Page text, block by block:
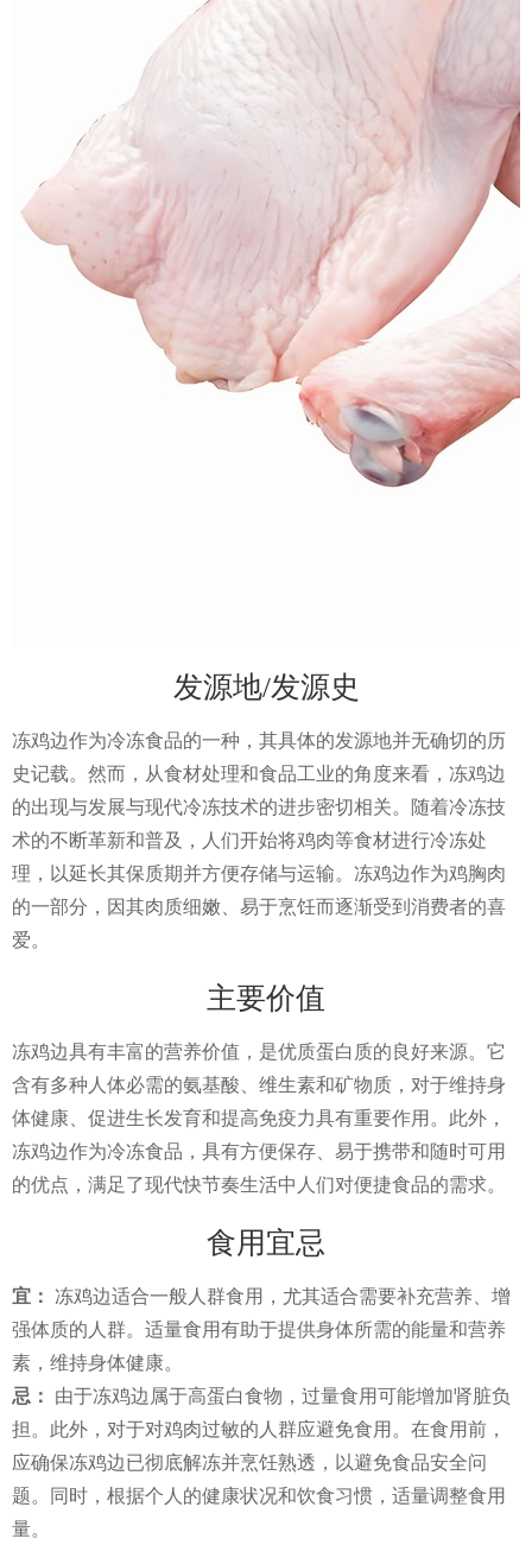
发源地/发源史
冻鸡边作为冷冻食品的一种，其具体的发源地并无确切的历
史记载。然而，从食材处理和食品工业的角度来看，冻鸡边
的出现与发展与现代冷冻技术的进步密切相关。随着冷冻技
术的不断革新和普及，人们开始将鸡肉等食材进行冷冻处
理，以延长其保质期并方便存储与运输。冻鸡边作为鸡胸肉
的一部分，因其肉质细嫩、易于烹饪而逐渐受到消费者的喜
爱。
主要价值
冻鸡边具有丰富的营养价值，是优质蛋白质的良好来源。它
含有多种人体必需的氨基酸、维生素和矿物质，对于维持身
体健康、促进生长发育和提高免疫力具有重要作用。此外，
冻鸡边作为冷冻食品，具有方便保存、易于携带和随时可用
的优点，满足了现代快节奏生活中人们对便捷食品的需求。
食用宜忌
宜：
冻鸡边适合一般人群食用，尤其适合需要补充营养、增
强体质的人群。适量食用有助于提供身体所需的能量和营养
素，维持身体健康。
忌：
由于冻鸡边属于高蛋白食物，过量食用可能增加肾脏负
担。此外，对于对鸡肉过敏的人群应避免食用。在食用前，
应确保冻鸡边已彻底解冻并烹饪熟透，以避免食品安全问
题。同时，根据个人的健康状况和饮食习惯，适量调整食用
量。